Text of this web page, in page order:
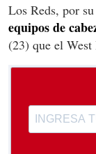
Los Reds, por
equipos de
(23) que el West